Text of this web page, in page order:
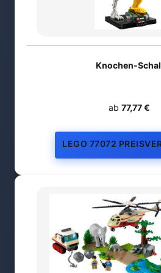
Knochen-
ab 77,77 €
LEGO 77072